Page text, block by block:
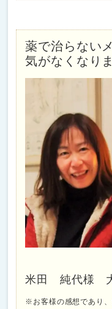
薬で治らない
気がなくなり
米田 純代様
※お客様の感想であり